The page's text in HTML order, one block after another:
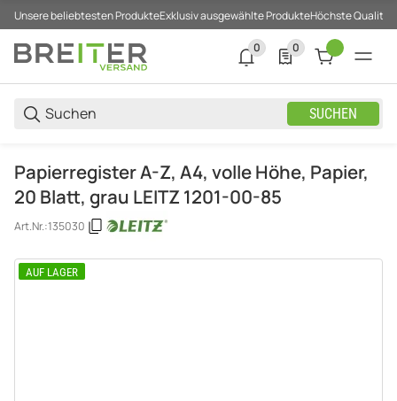
Unsere beliebtesten ProdukteExklusiv ausgewählte ProdukteHöchste Qualität
SUCHEN
0
0 neue Notifizierungen
0
0 Produkte in der
Papierregister A-Z, A4, volle Höhe, Papier,
20 Blatt, grau LEITZ 1201-00-85
Art.Nr.:135030
AUF LAGER